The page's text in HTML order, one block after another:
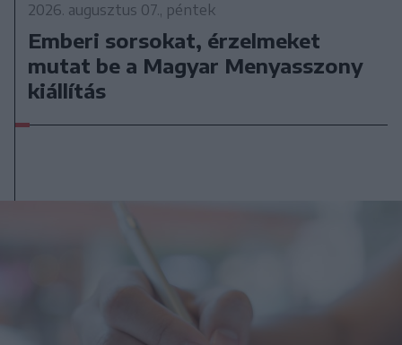
2026. augusztus 07., péntek
Emberi sorsokat, érzelmeket
mutat be a Magyar Menyasszony
kiállítás